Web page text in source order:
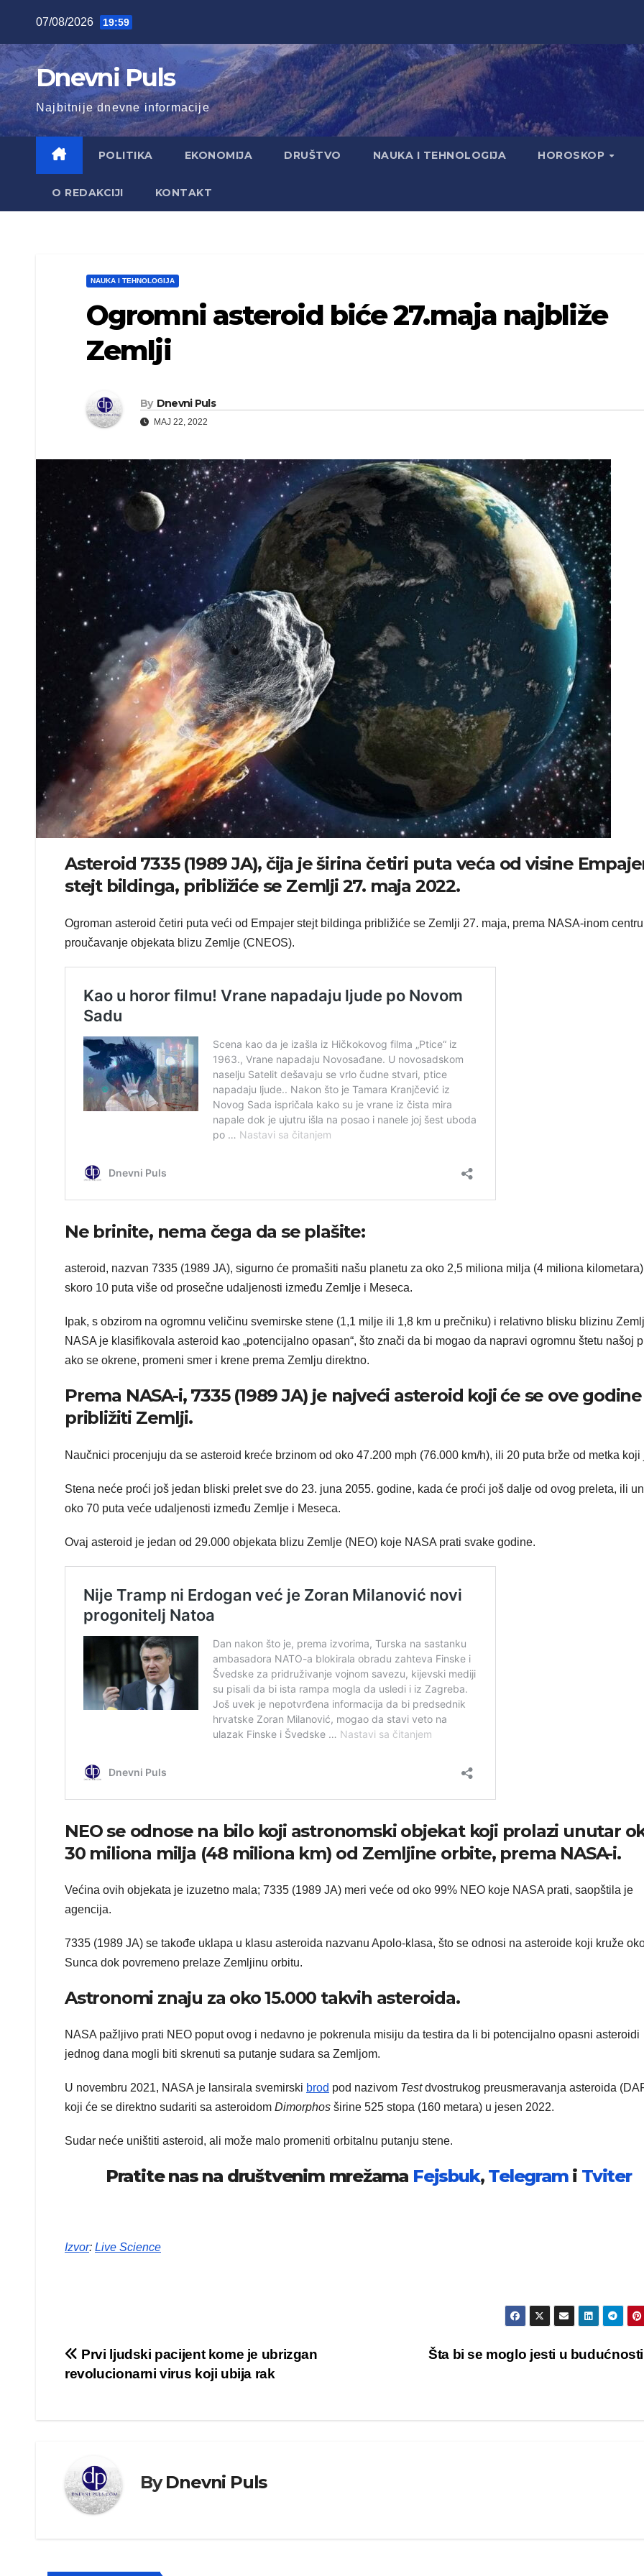
content
07/08/2026 19:59
Dnevni Puls
Najbitnije dnevne informacije
POLITIKA EKONOMIJA DRUŠTVO NAUKA I TEHNOLOGIJA HOROSKOP
O REDAKCIJI KONTAKT
NAUKA I TEHNOLOGIJA
Ogromni asteroid biće 27.maja najbliže
Zemlji
By Dnevni Puls
MAJ 22, 2022
Asteroid 7335 (1989 JA), čija je širina četiri puta veća od visine
stejt bildinga, približiće se Zemlji 27. maja 2022.
Ogroman asteroid četiri puta veći od Empajer stejt bildinga približiće se Zemlji 27. maja, prema NASA-inom
proučavanje objekata blizu Zemlje (CNEOS).
Ne brinite, nema čega da se plašite:
asteroid, nazvan 7335 (1989 JA), sigurno će promašiti našu planetu za oko 2,5 miliona milja (4 miliona
skoro 10 puta više od prosečne udaljenosti između Zemlje i Meseca.
Ipak, s obzirom na ogromnu veličinu svemirske stene (1,1 milje ili 1,8 km u prečniku) i relativno blisku blizinu
NASA je klasifikovala asteroid kao „potencijalno opasan“, što znači da bi mogao da napravi ogromnu štetu našoj
ako se okrene, promeni smer i krene prema Zemlju direktno.
Prema NASA-i, 7335 (1989 JA) je najveći asteroid koji će se ove godine
približiti Zemlji.
Naučnici procenjuju da se asteroid kreće brzinom od oko 47.200 mph (76.000 km/h), ili 20 puta brže od metka koji
Stena neće proći još jedan bliski prelet sve do 23. juna 2055. godine, kada će proći još dalje od ovog preleta, ili
oko 70 puta veće udaljenosti između Zemlje i Meseca.
Ovaj asteroid je jedan od 29.000 objekata blizu Zemlje (NEO) koje NASA prati svake godine.
NEO se odnose na bilo koji astronomski objekat koji prolazi unutar
30 miliona milja (48 miliona km) od Zemljine orbite, prema NASA-i.
Većina ovih objekata je izuzetno mala; 7335 (1989 JA) meri veće od oko 99% NEO koje NASA prati, saopštila je
agencija.
7335 (1989 JA) se takođe uklapa u klasu asteroida nazvanu Apolo-klasa, što se odnosi na asteroide koji kruže
Sunca dok povremeno prelaze Zemljinu orbitu.
Astronomi znaju za oko 15.000 takvih asteroida.
NASA pažljivo prati NEO poput ovog i nedavno je pokrenula misiju da testira da li bi potencijalno opasni asteroidi
jednog dana mogli biti skrenuti sa putanje sudara sa Zemljom.
U novembru 2021, NASA je lansirala svemirski brod pod nazivom Testdvostrukog preusmeravanja asteroida
koji će se direktno sudariti sa asteroidom Dimorphos širine 525 stopa (160 metara) u jesen 2022.
Sudar neće uništiti asteroid, ali može malo promeniti orbitalnu putanju stene.
Pratite nas na društvenim mrežama Fejsbuk, Telegrami Tviter
Izvor: Live Science
Kretanje
Šta bi se moglo jesti u
Prvi ljudski pacijent kome je ubrizgan
revolucionarni virus koji ubija rak
ByDnevni Puls